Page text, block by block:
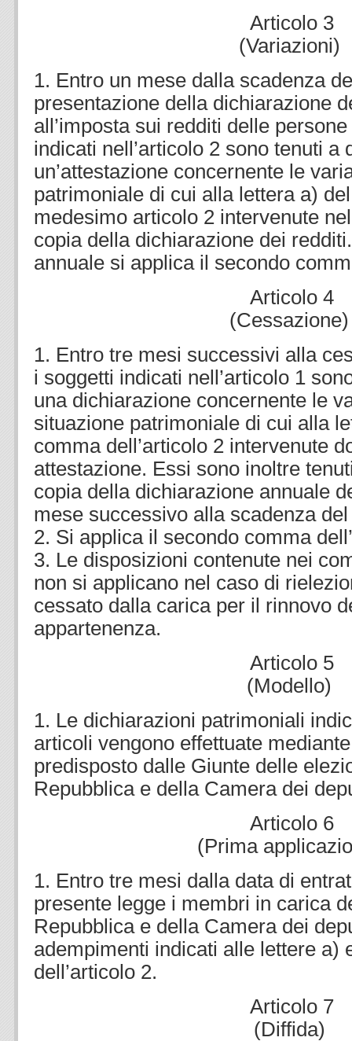
Articolo 3
(Variazioni)
1. Entro un mese dalla scadenza
presentazione della dichiarazione
all’imposta sui redditi delle
indicati nell’articolo 2 sono tenuti a
un’attestazione concernente le
patrimoniale di cui alla lettera a)
medesimo articolo 2 intervenute
copia della dichiarazione dei
annuale si applica il secondo
Articolo 4
(Cessazione)
1. Entro tre mesi successivi alla
i soggetti indicati nell’articolo 1
una dichiarazione concernente le
situazione patrimoniale di cui alla
comma dell’articolo 2 intervenute
attestazione. Essi sono inoltre
copia della dichiarazione annuale
mese successivo alla scadenza
2. Si applica il secondo comma
3. Le disposizioni contenute nei
non si applicano nel caso di
cessato dalla carica per il rinnovo
appartenenza.
Articolo 5
(Modello)
1. Le dichiarazioni patrimoniali
articoli vengono effettuate
predisposto dalle Giunte delle
Repubblica e della Camera dei
Articolo 6
(Prima
1. Entro tre mesi dalla data di
presente legge i membri in carica
Repubblica e della Camera dei
adempimenti indicati alle lettere a)
dell’articolo 2.
Articolo 7
(Diffida)